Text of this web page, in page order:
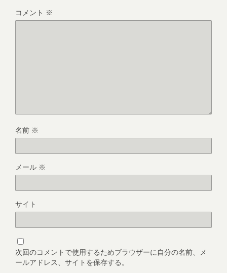
コメント ※
名前 ※
メール ※
サイト
次回のコメントで使用するためブラウザーに自分の名前、メ
ールアドレス、サイトを保存する。